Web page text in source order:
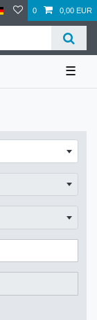
0 0,00 EUR
☰